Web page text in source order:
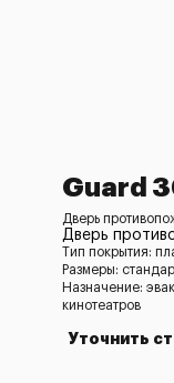
Guard
Дверь
Дверь
Тип покрытия:
Размеры:
Назначение:
кинотеатров
Уточнить